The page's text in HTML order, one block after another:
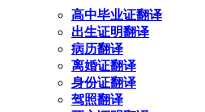
高中毕业证翻译
出生证明翻译
病历翻译
离婚证翻译
身份证翻译
驾照翻译